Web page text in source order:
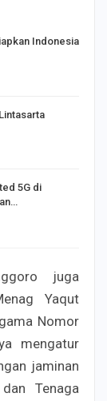
Indonesia
5G di
juga
Yaqut
Nomor
mengatur
jaminan
Tenaga